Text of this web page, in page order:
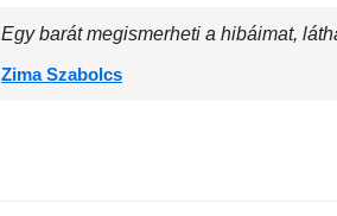
Egy barát megismerheti a hibáimat,
Zima Szabolcs